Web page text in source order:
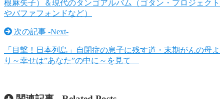
根麻矢子）＆現代のタンゴアルバム（ゴタン・プロジェクト
やバファフォンドなど）
次の記事 -Next-
「目撃！日本列島」自閉症の息子に残す道・末期がんの母よ
り～幸せは”あなた”の中に～を見て